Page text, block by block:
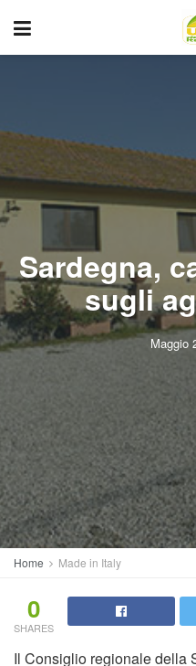
Sardegna,
sugli
Maggio
Home Made in Italy
0
SHARES
Il Consiglio regionale della